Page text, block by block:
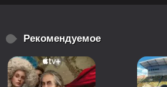
Рекомендуемое